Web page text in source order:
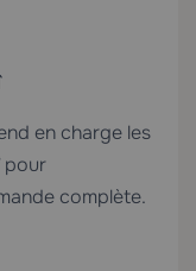
en charge les
pour
complète.